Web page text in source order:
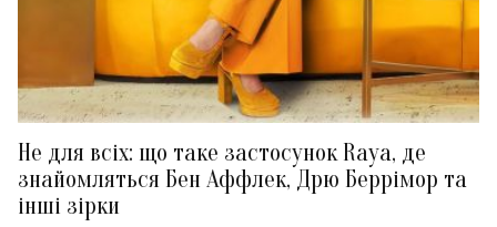
Не для всіх: що таке застосунок Raya, де
знайомляться Бен Аффлек, Дрю Беррімор та
інші зірки